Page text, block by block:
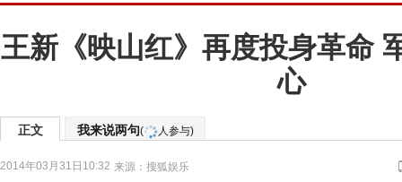
王新《映山红》再度投身革命
心
正文 我来说两句( 人参与)
2014年03月31日10:32 来源： 搜狐娱乐